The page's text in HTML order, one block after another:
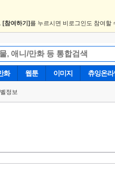
[참여하기] 를 누르시면 비로그인도 참여할
화 웹툰 이미지 츄잉온라
정보